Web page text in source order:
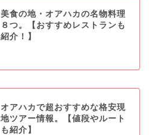
美食の地・オアハカの名物料理
８つ。【おすすめレストランも
紹介！】
オアハカで超おすすめな格安現
地ツアー情報。【値段やルート
も紹介】